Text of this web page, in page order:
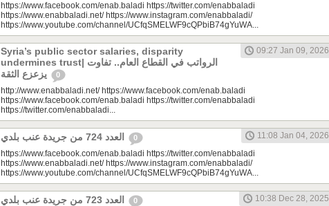
https://www.facebook.com/enab.baladi https://twitter.com/enabbaladi
https://www.enabbaladi.net/ https://www.instagram.com/enabbaladi/
https://www.youtube.com/channel/UCfqSMELWF9cQPbiB74gYuWA...
Syria’s public sector salaries, disparity
undermines trust| الرواتب في القطاع العام.. تفاوت
0
09:27 Jan 09, 2026
http://www.enabbaladi.net/ https://www.facebook.com/enab.baladi
https://www.facebook.com/enab.baladi https://twitter.com/enabbaladi
https://twitter.com/enabbaladi...
0
11:08 Jan 04, 2026
https://www.facebook.com/enab.baladi https://twitter.com/enabbaladi
https://www.enabbaladi.net/ https://www.instagram.com/enabbaladi/
https://www.youtube.com/channel/UCfqSMELWF9cQPbiB74gYuWA...
0
10:38 Dec 28, 2025